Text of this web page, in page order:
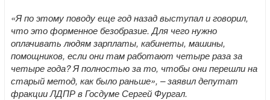
«Я по этому поводу еще год назад выступал и говорил,
что это форменное безобразие. Для чего нужно
оплачивать людям зарплаты, кабинеты, машины,
помощников, если они там работают четыре раза за
четыре года? Я полностью за то, чтобы они перешли на
старый метод, как было раньше», – заявил депутат
фракции ЛДПР в Госдуме Сергей Фургал.